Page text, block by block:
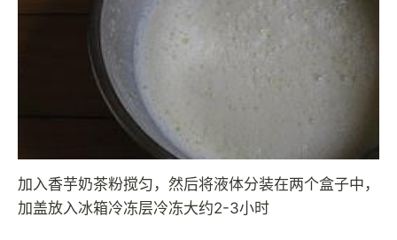
加入香芋奶茶粉搅匀，然后将液体分装在两个盒子中，
加盖放入冰箱冷冻层冷冻大约2-3小时